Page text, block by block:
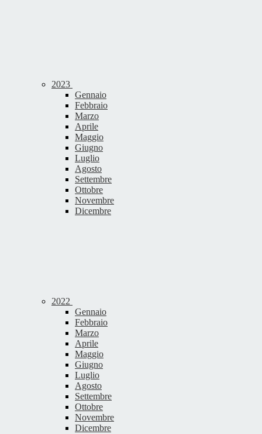
2023
Gennaio
Febbraio
Marzo
Aprile
Maggio
Giugno
Luglio
Agosto
Settembre
Ottobre
Novembre
Dicembre
2022
Gennaio
Febbraio
Marzo
Aprile
Maggio
Giugno
Luglio
Agosto
Settembre
Ottobre
Novembre
Dicembre